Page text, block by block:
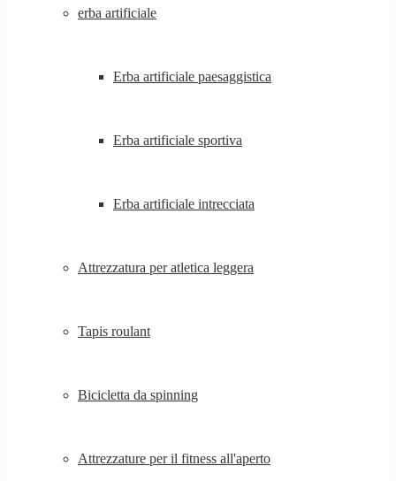
erba artificiale
Erba artificiale paesaggistica
Erba artificiale sportiva
Erba artificiale intrecciata
Attrezzatura per atletica leggera
Tapis roulant
Bicicletta da spinning
Attrezzature per il fitness all'aperto